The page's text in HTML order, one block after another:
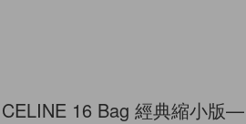
16 Bag 經典縮小版—